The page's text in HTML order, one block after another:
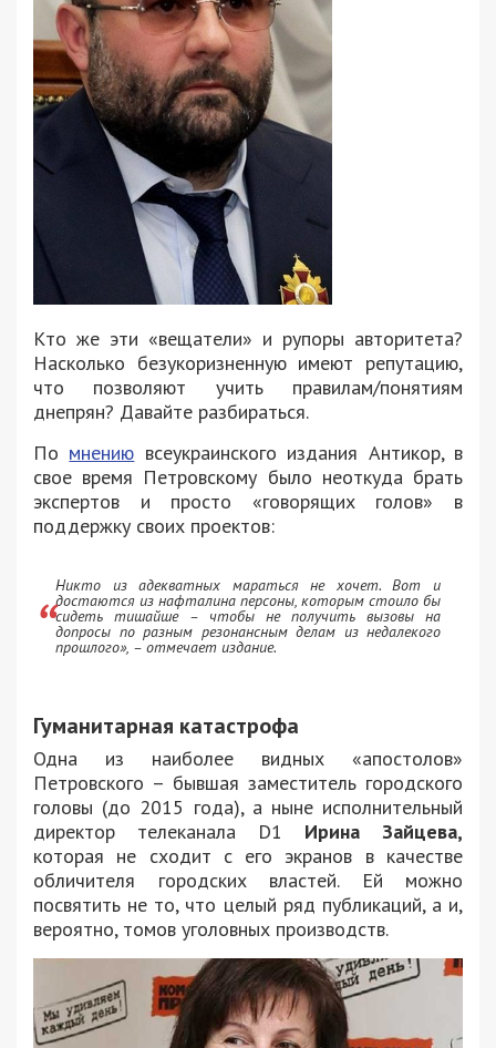
Кто же эти «вещатели» и рупоры авторитета?
Насколько безукоризненную имеют репутацию,
что позволяют учить правилам/понятиям
днепрян? Давайте разбираться.
По мнению всеукраинского издания Антикор, в
свое время Петровскому было неоткуда брать
экспертов и просто «говорящих голов» в
поддержку своих проектов:
Никто из адекватных мараться не хочет. Вот и
достаются из нафталина персоны, которым стоило бы
сидеть тишайше – чтобы не получить вызовы на
допросы по разным резонансным делам из недалекого
прошлого», – отмечает издание.
Гуманитарная катастрофа
Одна из наиболее видных «апостолов»
Петровского – бывшая заместитель городского
головы (до 2015 года), а ныне исполнительный
директор телеканала D1 Ирина Зайцева,
которая не сходит с его экранов в качестве
обличителя городских властей. Ей можно
посвятить не то, что целый ряд публикаций, а и,
вероятно, томов уголовных производств.